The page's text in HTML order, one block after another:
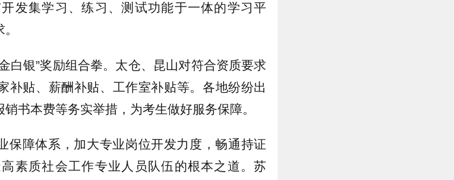
发集学习、练习、测试功能于一体的学习平
白银”奖励组合拳。太仓、昆山对符合资质要求
补贴、薪酬补贴、工作室补贴等。各地纷纷出
书本费等务实举措，为考生做好服务保障。
保障体系，加大专业岗位开发力度，畅通持证
素质社会工作专业人员队伍的根本之道。苏